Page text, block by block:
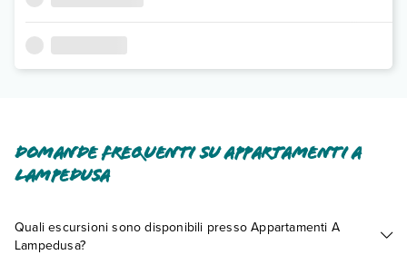
Domande frequenti su Appartamenti A
Lampedusa
Quali escursioni sono disponibili presso Appartamenti A
Lampedusa?